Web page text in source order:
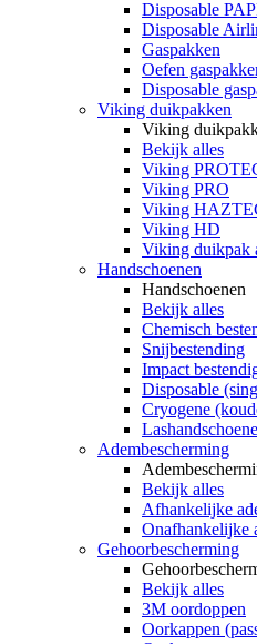
Disposable
Disposable
Gaspakken
Oefen
Disposable
Viking duikpakken
Viking
Bekijk alles
Viking
Viking PRO
Viking
Viking HD
Viking duikpak
Handschoenen
Handschoenen
Bekijk alles
Chemisch
Snijbestending
Impact
Disposable
Cryogene
Adembescherming
Bekijk alles
Afhankelijke
Onafhankelijke
Gehoorbescherming
Bekijk alles
3M oordoppen
Oorkappen